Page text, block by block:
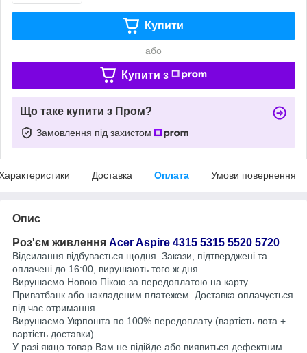
Купити
або
Купити з
Що таке купити з Пром?
Замовлення під захистом
Доставка Оплата Умови повернення
Опис
Роз'єм живлення Acer Aspire 4315 5315 5520 5720
Відсилання відбувається щодня. Закази, підтверджені та
оплачені до 16:00, вирушають того ж дня.
Вирушаємо Новою Пікою за передоплатою на карту
Приватбанк або накладеним платежем. Доставка оплачується
під час отримання.
Вирушаємо Укрпошта по 100% передоплату (вартість лота +
вартість доставки).
У разі якщо товар Вам не підійде або виявиться дефектним